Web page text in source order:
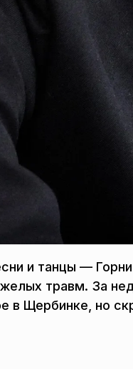
и танцы —
травм. За
в Щербинке, но